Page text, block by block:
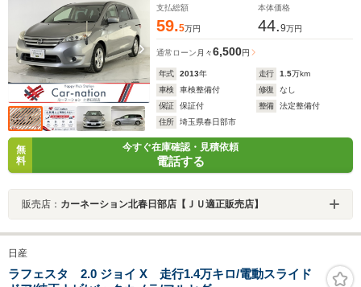
支払総額
59.5万円
本体価格
44.9万円
通常ローン 月々6,500円
年式 2013年 走行 1.5万km
車検
車検整備付 修復
なし
保証
保証付 整備
法定整備付
住所
埼玉県春日部市
無
料
今すぐ在庫確認・見積依頼
電話する
販売店： カーネーション北春日部店【ＪＵ適正販売店】
日産
ラフェスタ 2.0 ジョイ X 走行1.4万キロ/電動スライド